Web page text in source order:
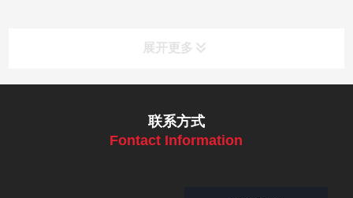
展开更多
联系方式
Fontact Information